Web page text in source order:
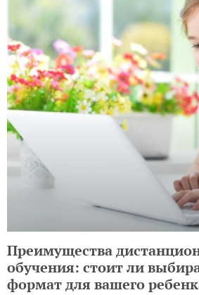
Преимущества
обучения: стоит ли
формат для вашего